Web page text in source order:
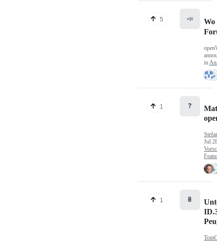
5 📣
Wo
in
1 ❓
Jul
1 🔋